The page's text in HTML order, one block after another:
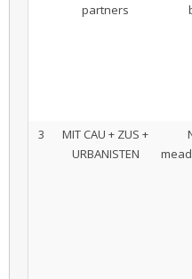
partners
3
MIT CAU + ZUS +
URBANISTEN